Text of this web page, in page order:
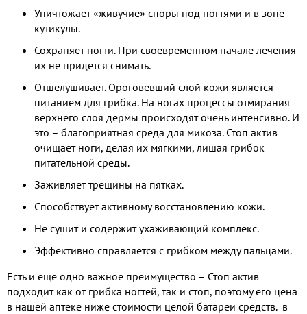
Уничтожает «живучие» споры под ногтями и в зоне
кутикулы.
Сохраняет ногти. При своевременном начале лечения
их не придется снимать.
Отшелушивает. Ороговевший слой кожи является
питанием для грибка. На ногах процессы отмирания
верхнего слоя дермы происходят очень интенсивно. И
это – благоприятная среда для микоза. Стоп актив
очищает ноги, делая их мягкими, лишая грибок
питательной среды.
Заживляет трещины на пятках.
Способствует активному восстановлению кожи.
Не сушит и содержит ухаживающий комплекс.
Эффективно справляется с грибком между пальцами.
Есть и еще одно важное преимущество – Стоп актив
подходит как от грибка ногтей, так и стоп, поэтому его цена
в нашей аптеке ниже стоимости целой батареи средств. в